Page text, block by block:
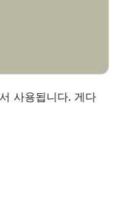
사용됩니다. 게다